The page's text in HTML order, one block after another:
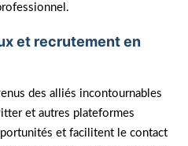
et recrutement en
des alliés incontournables
et autres plateformes
et facilitent le contact